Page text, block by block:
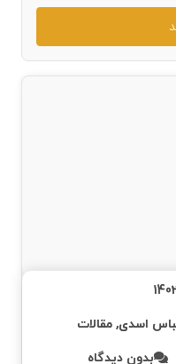
اسدی,مقالات
بدون دیدگاه